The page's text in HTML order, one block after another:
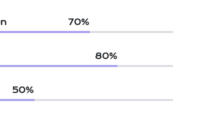
70%
80%
50%